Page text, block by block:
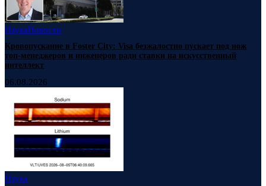
НаукаНовости
Кровопускание в Foster City: Visa безжалостно пускает под нож
топ-менеджеров и инженеров ради ставки на искусственный
интеллект
06.08.2026
Наука